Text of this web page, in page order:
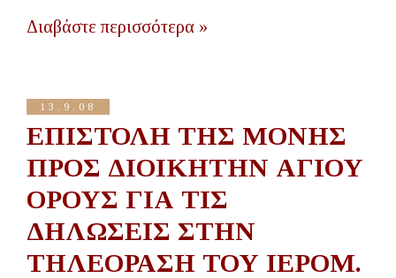
Διαβάστε περισσότερα »
13.9.08
ΕΠΙΣΤΟΛΗ ΤΗΣ ΜΟΝΗΣ
ΠΡΟΣ ΔΙΟΙΚΗΤΗΝ ΑΓΙΟΥ
ΟΡΟΥΣ ΓΙΑ ΤΙΣ
ΔΗΛΩΣΕΙΣ ΣΤΗΝ
ΤΗΛΕΟΡΑΣΗ ΤΟΥ ΙΕΡΟΜ.